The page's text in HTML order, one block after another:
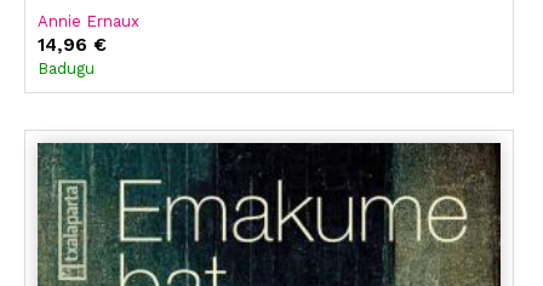
Annie Ernaux
14,96 €
Badugu